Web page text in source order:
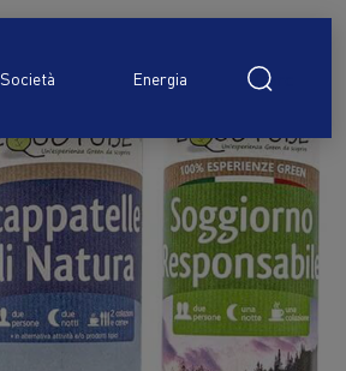
per:
Società Energia